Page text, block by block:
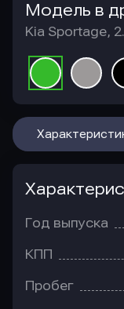
Модель в
Kia Sportage,
Год выпуска
КПП
Пробег